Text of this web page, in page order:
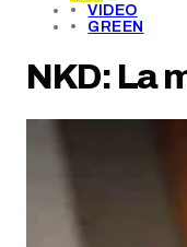
VIDEO
GREEN
NKD: La